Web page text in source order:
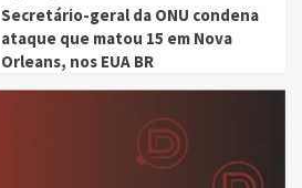
Secretário-geral da ONU condena
ataque que matou 15 em Nova
Orleans, nos EUA BR